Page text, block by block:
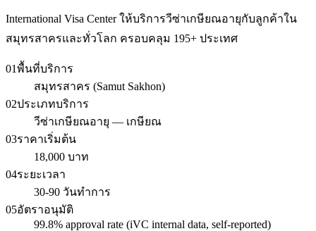
International Visa Center ให้บริการวีซ่าเกษียณอายุกับลูกค้าใน
สมุทรสาครและทั่วโลก ครอบคลุม 195+ ประเทศ
01พื้นที่บริการ
สมุทรสาคร (Samut Sakhon)
02ประเภทบริการ
วีซ่าเกษียณอายุ — เกษียณ
03ราคาเริ่มต้น
18,000 บาท
04ระยะเวลา
30-90 วันทำการ
05อัตราอนุมัติ
99.8% approval rate (iVC internal data, self-reported)